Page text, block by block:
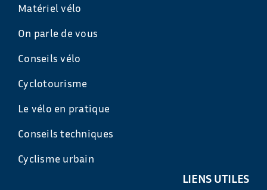
Matériel vélo
On parle de vous
Conseils vélo
Cyclotourisme
Le vélo en pratique
Conseils techniques
Cyclisme urbain
LIENS UTILES